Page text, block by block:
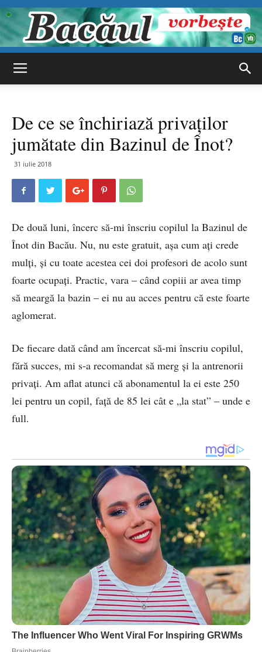
vorbește
De ce se închiriază privaţilor
jumătate din Bazinul de Înot?
31 iulie 2018
De două luni, încerc să-mi înscriu copilul la Bazinul de
Înot din Bacău. Nu, nu este gratuit, aşa cum aţi crede
mulţi, şi cu toate acestea cei doi profesori de acolo sunt
foarte ocupaţi. Practic, vara – când copiii ar avea timp
să meargă la bazin – ei nu au acces pentru că este foarte
aglomerat.
De fiecare dată când am încercat să-mi înscriu copilul,
fără succes, mi s-a recomandat să merg şi la antrenorii
privaţi. Am aflat atunci că abonamentul la ei este 250
lei pentru un copil, faţă de 85 lei cât e „la stat” – unde e
full.